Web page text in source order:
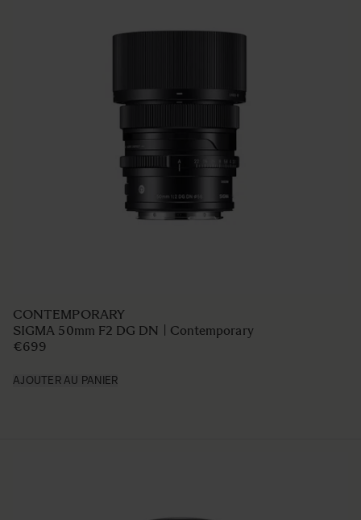
CONTEMPORARY
SIGMA 50mm F2 DG DN | Contemporary
€699
AJOUTER AU PANIER